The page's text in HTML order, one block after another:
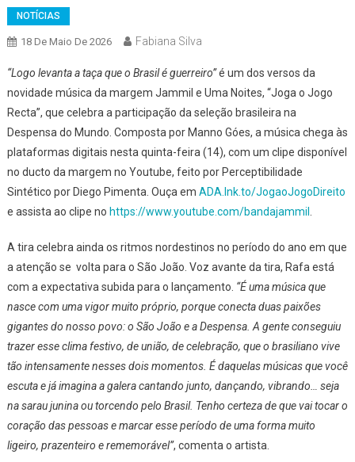
NOTÍCIAS
18 De Maio De 2026 Fabiana Silva
“Logo levanta a taça que o Brasil é guerreiro”é um dos versos da
novidade música da margem Jammil e Uma Noites, “Joga o Jogo
Recta”, que celebra a participação da seleção brasileira na
Despensa do Mundo. Composta por Manno Góes, a música chega às
plataformas digitais nesta quinta-feira (14), com um clipe disponível
no ducto da margem no Youtube, feito por Perceptibilidade
Sintético por Diego Pimenta. Ouça em ADA.lnk.to/JogaoJogoDireito
e assista ao clipe no https://www.youtube.com/bandajammil .
A tira celebra ainda os ritmos nordestinos no período do ano em que
a atenção se volta para o São João. Voz avante da tira, Rafa está
com a expectativa subida para o lançamento. “É uma música que
nasce com uma vigor muito próprio, porque conecta duas paixões
gigantes do nosso povo: o São João e a Despensa. A gente conseguiu
trazer esse clima festivo, de união, de celebração, que o brasiliano vive
tão intensamente nesses dois momentos. É daquelas músicas que você
escuta e já imagina a galera cantando junto, dançando, vibrando… seja
na sarau junina ou torcendo pelo Brasil. Tenho certeza de que vai tocar o
coração das pessoas e marcar esse período de uma forma muito
ligeiro, prazenteiro e rememorável”, comenta o artista.